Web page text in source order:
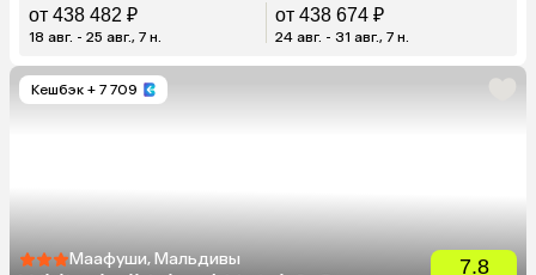
от 438 482 ₽
18 авг. - 25 авг., 7 н.
от 438 674 ₽
24 авг. - 31 авг., 7 н.
Кешбэк + 7 709
Маафуши, Мальдивы 7.8